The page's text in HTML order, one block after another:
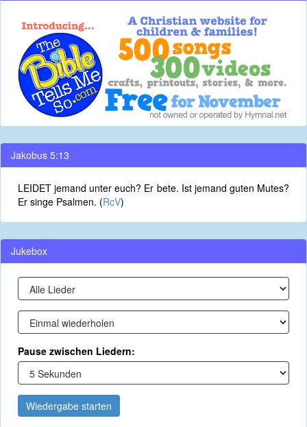
Jakobus 5:13
LEIDET jemand unter euch? Er bete. Ist jemand guten Mutes?
Er singe Psalmen. (RcV)
Jukebox
Pause zwischen Liedern:
Wiedergabe starten